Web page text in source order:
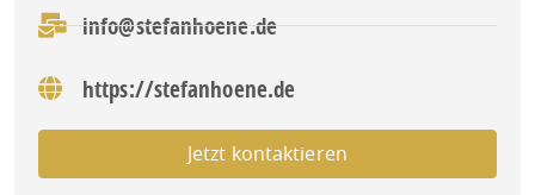
info@stefanhoene.de
https://stefanhoene.de
Jetzt kontaktieren